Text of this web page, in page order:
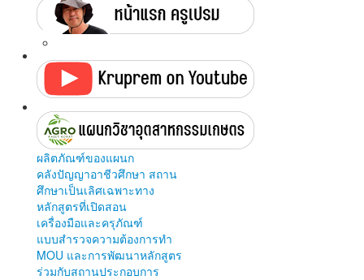
ผลิตภัณฑ์ของแผนก
คลังปัญญาอาชีวศึกษา สถาน
ศึกษาเป็นเลิศเฉพาะทาง
หลักสูตรที่เปิดสอน
เครื่องมือและครุภัณฑ์
แบบสำรวจความต้องการทำ
MOU และการพัฒนาหลักสูตร
ร่วมกับสถานประกอบการ